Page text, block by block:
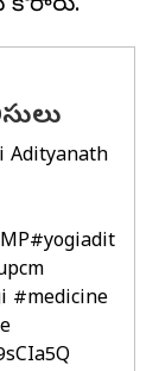
Adityanath
#yogiadit
#medicine